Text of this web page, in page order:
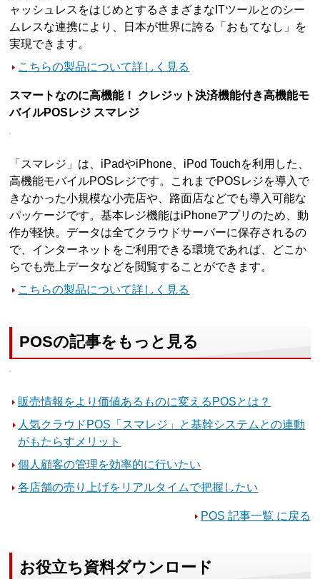
ャッシュレスをはじめとするさまざまなITツールとのシー
ムレスな連携により、日本が世界に誇る「おもてなし」を
実現できます。
こちらの製品について詳しく見る
スマートなのに高機能！ クレジット決済機能付き高機能モ
バイルPOSレジ スマレジ
「スマレジ」は、iPadやiPhone、iPod Touchを利用した、
高機能モバイルPOSレジです。これまでPOSレジを導入で
きなかった小規模な小売店や、路面店などでも導入可能な
パッケージです。基本レジ機能はiPhoneアプリのため、動
作が軽快。データは全てクラウドサーバーに保存されるの
で、インターネットをご利用できる環境であれば、どこか
らでも売上データなどを閲覧することができます。
こちらの製品について詳しく見る
POSの記事をもっと見る
販売情報をより価値あるものに変えるPOSとは？
人気クラウドPOS「スマレジ」と基幹システムとの連動
がもたらすメリット
個人顧客の管理を効率的に行いたい
各店舗の売り上げをリアルタイムで把握したい
POS 記事一覧 に戻る
お役立ち資料ダウンロード